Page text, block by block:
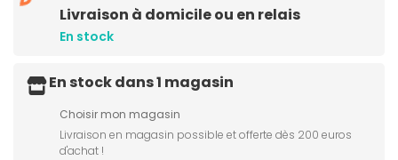
Livraison à domicile ou en relais
En stock
En stock dans 1 magasin
Choisir mon magasin
Livraison en magasin possible et offerte dès 200 euros
d'achat !